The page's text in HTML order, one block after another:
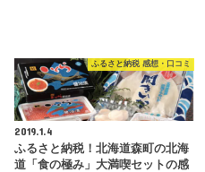
ふるさと納税 感想・口コミ
2019.1.4
ふるさと納税！北海道森町の北海
道「食の極み」大満喫セットの感